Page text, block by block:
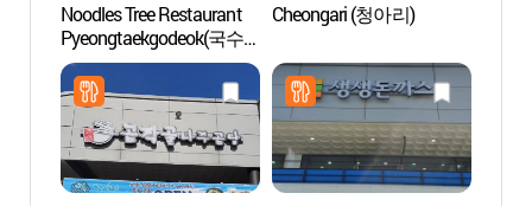
Noodles Tree Restaurant
Pyeongtaekgodeok(국수
나무 평택고덕)
Cheongari (청아리)